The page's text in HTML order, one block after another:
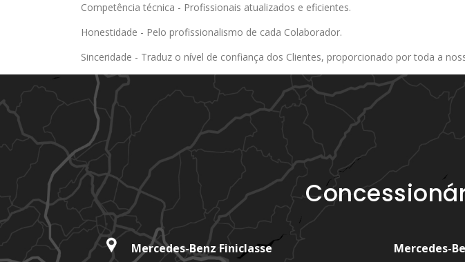
Competência técnica - Profissionais atualizados e eficientes.
Honestidade - Pelo profissionalismo de cada Colaborador.
Sinceridade - Traduz o nível de confiança dos Clientes, proporcionado por toda a
Mercedes-Benz Finiclasse Mercedes-